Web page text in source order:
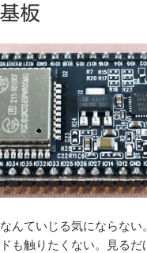
ー 板
んていじる気にならない
も触りたくない。見るだ